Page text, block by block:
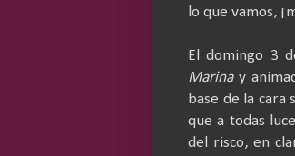
lo que vamos,
El domingo 3
Marinay
base de la cara
que a todas
del risco, en